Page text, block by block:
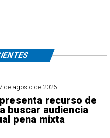
de agosto de 2026
recurso de
buscar audiencia
pena mixta